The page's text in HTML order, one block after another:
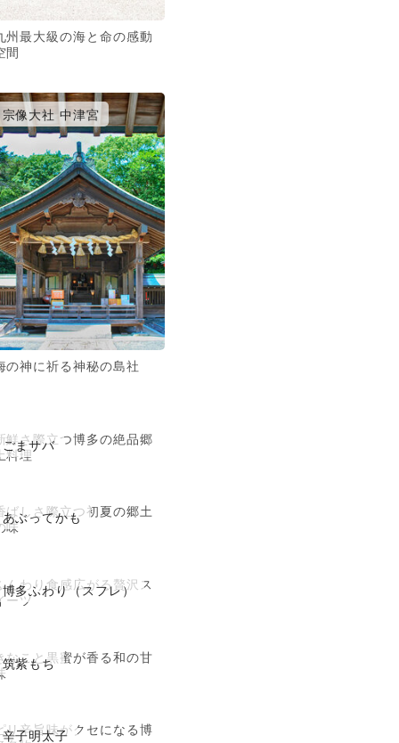
州最大級の海と命の感動
間
宗像大社 中津宮
の神に祈る神秘の島社
ごまサバ
鮮さ際立つ博多の絶品郷
料理
あぶってかも
ばしさ際立つ初夏の郷土
味
博多ふわり（スフレ）
んわり食感広がる贅沢ス
ーツ
筑紫もち
なこと黒蜜が香る和の甘
辛子明太子
リ辛旨味がクセになる博